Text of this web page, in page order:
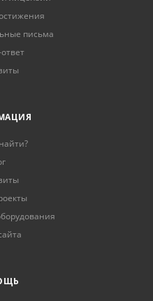
письма